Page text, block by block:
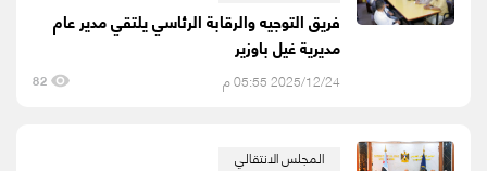
فريق التوجيه والرقابة الرئاسي يلتقي مدير عام
مديرية غيل باوزير
2025/12/24 05:55 م 82
المجلس الانتقالي